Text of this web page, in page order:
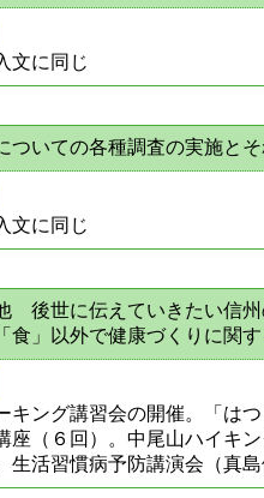
文に同じ
いての各種調査の実施と
文に同じ
後世に伝えていきたい信
食」以外で健康づくりに関
キング講習会の開催。「は
座（６回）。中尾山ハイキ
生活習慣病予防講演会（真島